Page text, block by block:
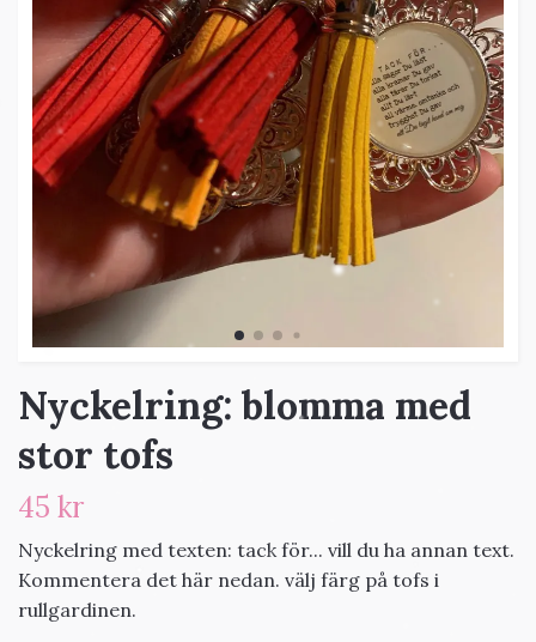
Nyckelring: blomma med
stor tofs
45 kr
Nyckelring med texten: tack för... vill du ha annan text.
Kommentera det här nedan. välj färg på tofs i
rullgardinen.